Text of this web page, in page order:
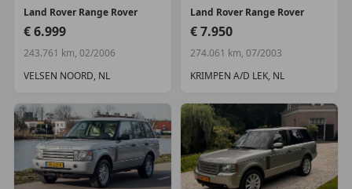
Land Rover Range Rover
€ 6.999
243.761 km, 02/2006
VELSEN NOORD, NL
Land Rover Range Rover
€ 7.950
274.061 km, 07/2003
KRIMPEN A/D LEK, NL